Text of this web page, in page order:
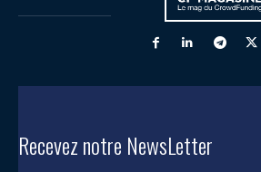
Recevez notre NewsLetter